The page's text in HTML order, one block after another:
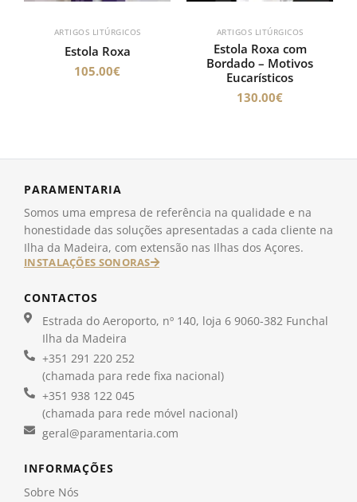
ARTIGOS LITÚRGICOS
Estola Roxa
105.00€
ARTIGOS LITÚRGICOS
Estola Roxa com
Bordado – Motivos
Eucarísticos
130.00€
PARAMENTARIA
Somos uma empresa de referência na qualidade e na
honestidade das soluções apresentadas a cada cliente na
Ilha da Madeira, com extensão nas Ilhas dos Açores.
INSTALAÇÕES SONORAS
CONTACTOS
Estrada do Aeroporto, nº 140, loja 6 9060-382 Funchal
Ilha da Madeira
+351 291 220 252
(chamada para rede fixa nacional)
+351 938 122 045
(chamada para rede móvel nacional)
geral@paramentaria.com
INFORMAÇÕES
Sobre Nós